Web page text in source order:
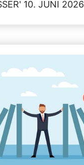
10. JUNI 2026